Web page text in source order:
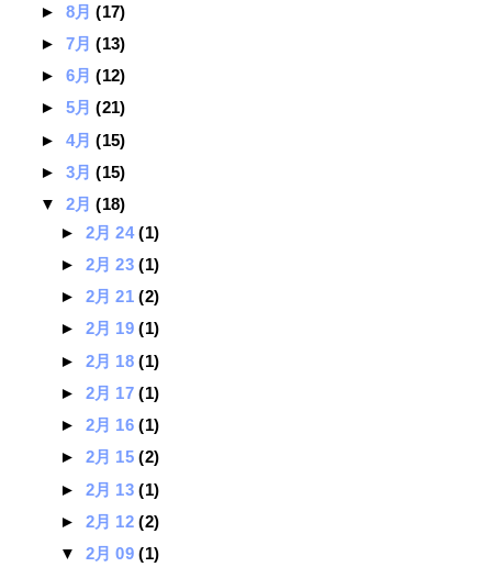
► 8月(17)
► 7月(13)
► 6月(12)
► 5月(21)
► 4月(15)
► 3月(15)
▼ 2月(18)
► 2月 24(1)
► 2月 23(1)
► 2月 21(2)
► 2月 19(1)
► 2月 18(1)
► 2月 17(1)
► 2月 16(1)
► 2月 15(2)
► 2月 13(1)
► 2月 12(2)
▼ 2月 09(1)